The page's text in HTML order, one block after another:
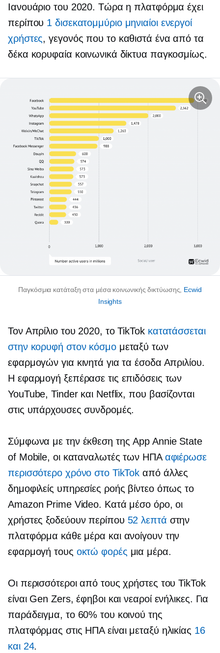
Ιανουάριο του 2020. Τώρα η πλατφόρμα έχει
περίπου 1 δισεκατομμύριο μηνιαίοι ενεργοί
χρήστες, γεγονός που το καθιστά ένα από τα
δέκα κορυφαία κοινωνικά δίκτυα παγκοσμίως.
Παγκόσμια κατάταξη στα μέσα κοινωνικής δικτύωσης, Ecwid
Insights
Τον Απρίλιο του 2020, το TikTok κατατάσσεται
στην κορυφή στον κόσμομεταξύ των
εφαρμογών για κινητά για τα έσοδα Απριλίου.
Η εφαρμογή ξεπέρασε τις επιδόσεις των
YouTube, Tinder και Netflix, που βασίζονται
στις υπάρχουσες συνδρομές.
Σύμφωνα με την έκθεση της App Annie State
of Mobile, οι καταναλωτές των ΗΠΑ αφιέρωσε
περισσότερο χρόνο στο TikTok από άλλες
δημοφιλείς υπηρεσίες ροής βίντεο όπως το
Amazon Prime Video. Κατά μέσο όρο, οι
χρήστες ξοδεύουν περίπου 52 λεπτά στην
πλατφόρμα κάθε μέρα και ανοίγουν την
εφαρμογή τους οκτώ φορές μια μέρα.
Οι περισσότεροι από τους χρήστες του TikTok
είναι Gen Zers, έφηβοι και νεαροί ενήλικες. Για
παράδειγμα, το 60% του κοινού της
πλατφόρμας στις ΗΠΑ είναι μεταξύ ηλικίας 16
και 24.